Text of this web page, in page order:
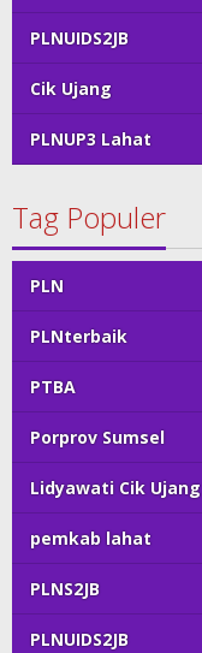
PLNUIDS2JB
Cik Ujang
PLNUP3 Lahat
Tag Populer
PLN
PLNterbaik
PTBA
Porprov Sumsel
Lidyawati Cik Ujang
pemkab lahat
PLNS2JB
PLNUIDS2JB